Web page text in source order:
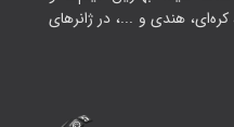
کره‌ای، هندی و ...، در ژانرهای